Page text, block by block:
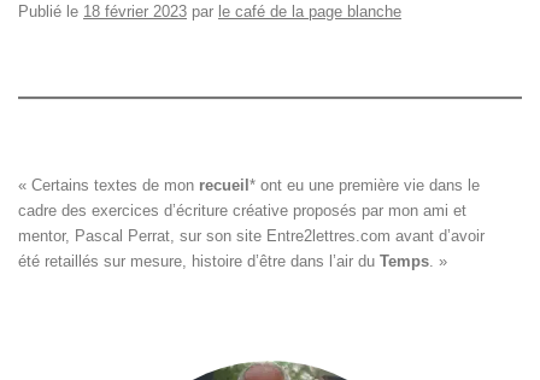
Publié le 18 février 2023 par le café de la page blanche
« Certains textes de mon recueil* ont eu une première vie dans le
cadre des exercices d’écriture créative proposés par mon ami et
mentor, Pascal Perrat, sur son site Entre2lettres.com avant d’avoir
été retaillés sur mesure, histoire d’être dans l’air du Temps . »